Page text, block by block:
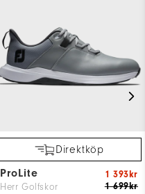
Direktköp
ProLite
Herr Golfskor 1 699kr
1 393kr